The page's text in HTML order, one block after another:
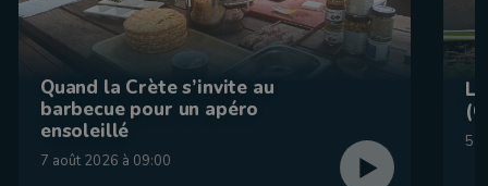
Quand la Crète s’invite au
barbecue pour un apéro
ensoleillé
7 août 2026 à 09:00
5